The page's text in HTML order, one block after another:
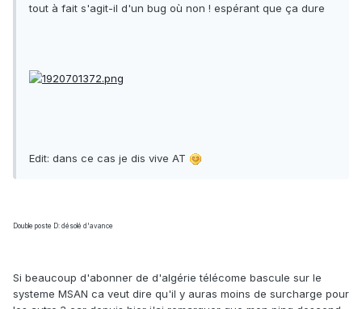
tout à fait s'agit-il d'un bug où non ! espérant que ça dure
Edit: dans ce cas je dis vive AT
Double poste D: désolé d'avance
Si beaucoup d'abonner de d'algérie télécome bascule sur le
systeme MSAN ca veut dire qu'il y auras moins de surcharge pour